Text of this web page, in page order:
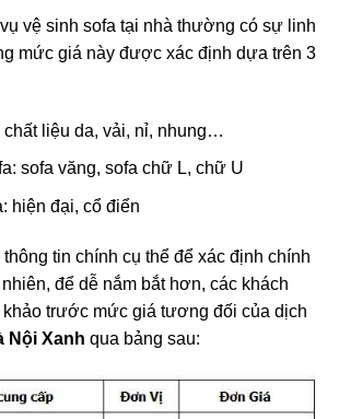
vệ sinh sofa tại nhà thường có sự linh
mức giá này được xác định dựa trên 3
chất liệu da, vải, nỉ, nhung…
sofa văng, sofa chữ L, chữ U
hiện đại, cổ điển
tin chính cụ thể để xác định chính
để dễ nắm bắt hơn, các khách
khảo trước mức giá tương đối của dịch
Nội Xanh qua bảng sau: